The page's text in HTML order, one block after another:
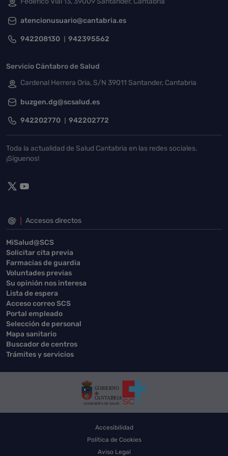
atencionusuario@cantabria.es
942208130 942395562
Servicio Cántabro de Salud
Cardenal Herrera Oria, S/N 39011 Santander, Cantabria
buzgen.dg@scsalud.es
942202770 942202772
Toda la actualidad de Salud Cantabria en las redes sociales.
¡Síguenos!
Accesos directos
MiSalud@SCS
Solicitar cita previa
Farmacias de guardia
Voluntades previas
Su opinión nos interesa
Lista de espera
Acceso correo SCS
Portal empleado
Selección de personal
Mapa sanitario
Buscador de centros
Trámites y servicios
Accesibilidad
Política de Cookies
Aviso Legal